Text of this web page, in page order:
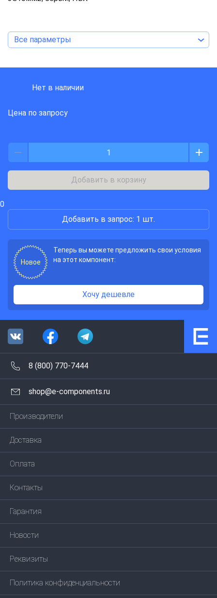
Все параметры
Нет в наличии
Цена по запросу
Добавить в корзину
0
Добавить в запрос: 1 шт.
Новое
Теперь вы можете предложить свои условия
на этот компонент:
Хочу дешевле
8 (800) 770-7444
shop@e-components.ru
Производители
Доставка
Оплата
Контакты
Гарантия
Новости
Реквизиты
Политика конфиденциальности